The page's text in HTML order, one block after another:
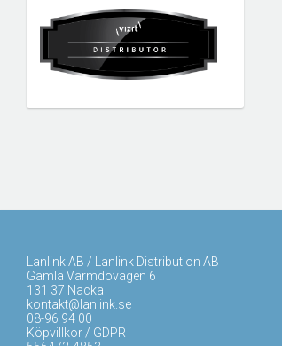
Lanlink AB / Lanlink Distribution AB
Gamla Värmdövägen 6
131 37 Nacka
kontakt@lanlink.se
08-96 94 00
Köpvillkor / GDPR